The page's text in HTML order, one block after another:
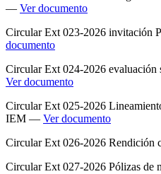
— Ver documento
Circular Ext 023-2026 invitación
documento
Circular Ext 024-2026
Ver documento
Circular Ext 025-2026
IEM — Ver documento
Circular Ext 026-2026 Rendición
Circular Ext 027-2026 Pólizas de